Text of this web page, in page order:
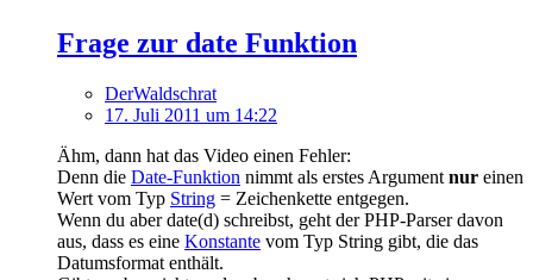
Frage zur date Funktion
DerWaldschrat
17. Juli 2011 um 14:22
Ähm, dann hat das Video einen Fehler:
Denn die Date-Funktion nimmt als erstes Argument nur einen
Wert vom Typ String = Zeichenkette entgegen.
Wenn du aber date(d) schreibst, geht der PHP-Parser davon
aus, dass es eine Konstante vom Typ String gibt, die das
Datumsformat enthält.